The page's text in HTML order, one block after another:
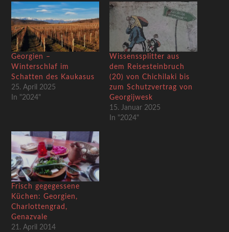
Georgien –
Winterschlaf im
Schatten des Kaukasus
25. April 2025
In "2024"
Wissenssplitter aus
dem Reisesteinbruch
(20) von Chichilaki bis
zum Schutzvertrag von
Georgijwesk
15. Januar 2025
In "2024"
Frisch gegegessene
Küchen: Georgien,
Charlottengrad,
Genazvale
21. April 2014